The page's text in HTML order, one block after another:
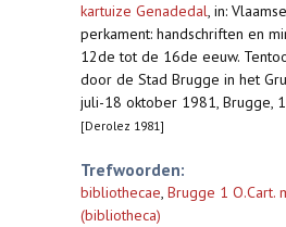
kartuize Genadedal, in:
perkament: handschriften en
12de tot de 16de eeuw.
door de Stad Brugge in het
juli-18 oktober 1981, Brugge,
[Derolez 1981]
Trefwoorden:
bibliothecae, Brugge 1 O.Cart.
(bibliotheca)